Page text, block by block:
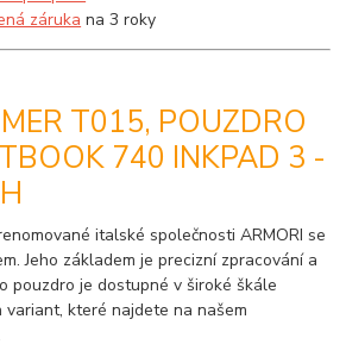
záruka na 3 roky
T015, POUZDRO
740 INKPAD 3 -
italské společnosti ARMORI se
Jeho základem je precizní zpracování a
pouzdro je dostupné v široké škále
které najdete na našem